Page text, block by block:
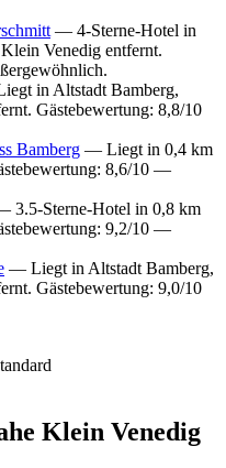
— 4-Sterne-Hotel in
Venedig entfernt.
in Altstadt Bamberg,
Gästebewertung: 8,8/10
Bamberg — Liegt in 0,4 km
8,6/10 —
3.5-Sterne-Hotel in 0,8 km
9,2/10 —
— Liegt in Altstadt Bamberg,
Gästebewertung: 9,0/10
Klein Venedig